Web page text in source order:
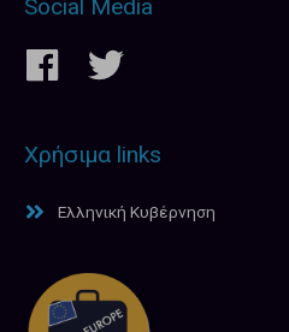
Social Media
Χρήσιμα links
Ελληνική Κυβέρνηση